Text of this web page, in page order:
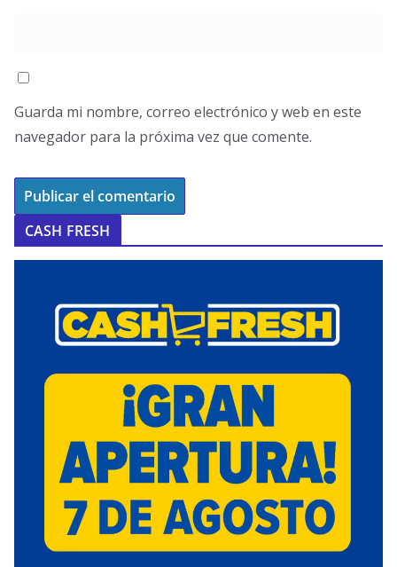
Guarda mi nombre, correo electrónico y web en este
navegador para la próxima vez que comente.
CASH FRESH